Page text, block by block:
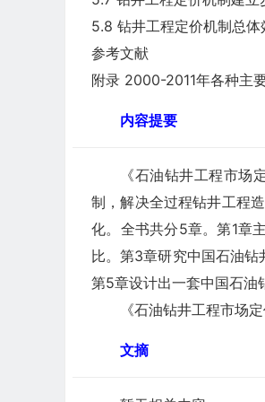
5.8 钻井工程定价机制总体
参考文献
附录 2000-2011年各种主
内容提要
《石油钻井工程市
制，解决全过程钻井工程
化。全书共分5章。第1章
比。第3章研究中国石油钻
第5章设计出一套中国石油
《石油钻井工程市场定
文摘